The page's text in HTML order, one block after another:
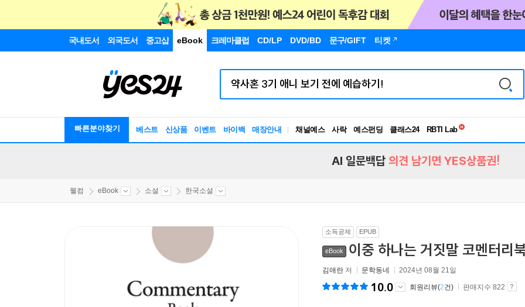
국내도서 외국도서 중고샵 eBook 크레마클럽 CD/LP DVD/BD 문구/GIFT 티켓
빠른분야찾기 베스트 신상품 이벤트 바이백 매장안내 채널예스 사락 예스펀딩 클래스24
RBTI Lab
독서유형검사
AI 일문백답 의견 남기면 YES상품권!
웰컴 eBook 소설 한국소설
소득공제 EPUB
eBook 이중 하나는 거짓말 코멘터리
김애란 저 문학동네 2024년 08월 21일
10.0 회원리뷰(2건) 판매지수 822